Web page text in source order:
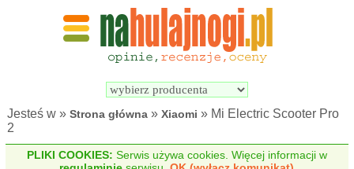
Wyszukiwarka
elektrycznych
Jesteś w »Strona główna »Xiaomi » Mi Electric Scooter Pro
2
PLIKI COOKIES: Serwis używa cookies. Więcej informacji w